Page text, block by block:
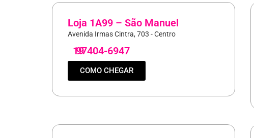
Loja 1A99 – São Manuel
Avenida Irmas Cintra, 703 - Centro
19
97404-6947
COMO CHEGAR